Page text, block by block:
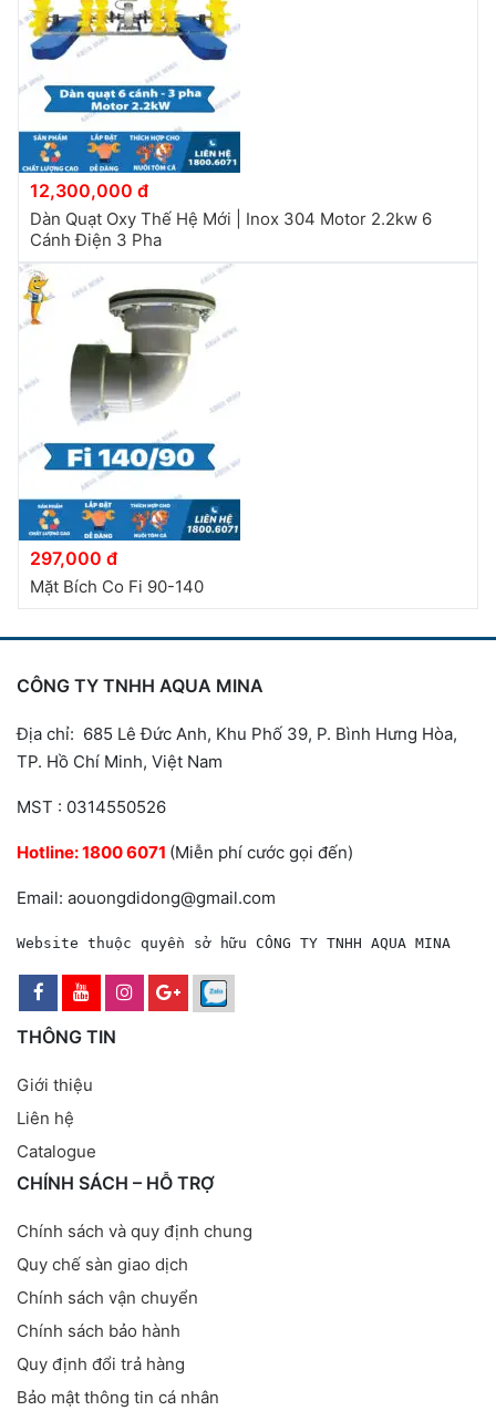
12,300,000 đ
Dàn Quạt Oxy Thế Hệ Mới | Inox 304 Motor 2.2kw 6
Cánh Điện 3 Pha
297,000 đ
Mặt Bích Co Fi 90-140
CÔNG TY TNHH AQUA MINA
Địa chỉ: 685 Lê Đức Anh, Khu Phố 39, P. Bình Hưng Hòa,
TP. Hồ Chí Minh, Việt Nam
MST : 0314550526
Hotline:1800 6071 (Miễn phí cước gọi đến)
Email: aouongdidong@gmail.com
Website thuộc quyền sở hữu CÔNG TY TNHH AQUA MINA
THÔNG TIN
Giới thiệu
Liên hệ
Catalogue
CHÍNH SÁCH – HỖ TRỢ
Chính sách và quy định chung
Quy chế sàn giao dịch
Chính sách vận chuyển
Chính sách bảo hành
Quy định đổi trả hàng
Bảo mật thông tin cá nhân